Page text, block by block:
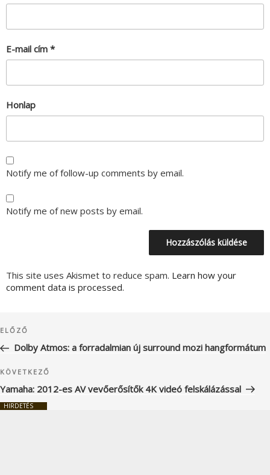
E-mail cím *
Honlap
Notify me of follow-up comments by email.
Notify me of new posts by email.
This site uses Akismet to reduce spam. Learn how your
comment data is processed.
navigáció
Korábbi
bejegyzés
ELŐZŐ
Dolby Atmos: a forradalmian új surround mozi hangformátum
Következő
bejegyzés
KÖVETKEZŐ
Yamaha: 2012-es AV vevőerősítők 4K videó felskálázással
HIRDETÉS